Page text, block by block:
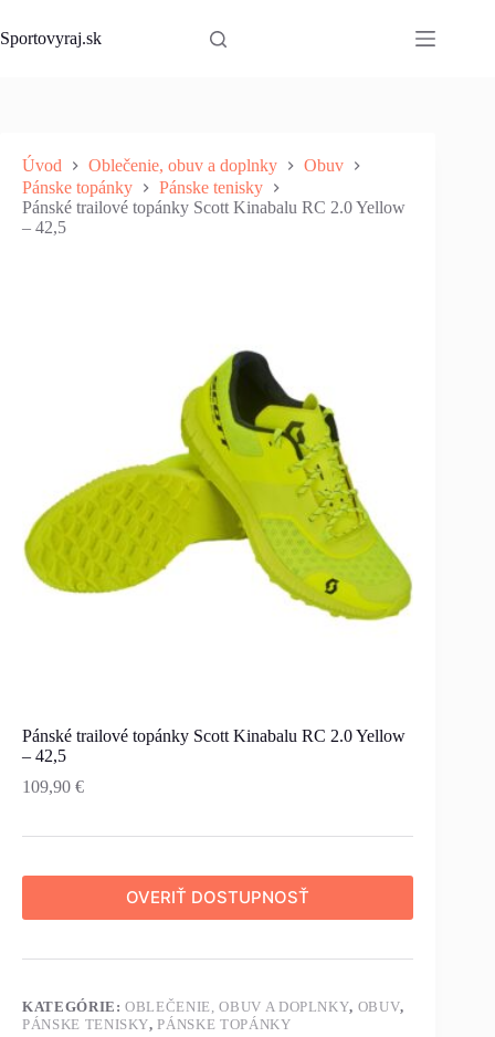
to
content
Sportovyraj.sk
Úvod Oblečenie, obuv a doplnky
Obuv
Pánske topánky
Pánske tenisky
Pánské trailové topánky Scott Kinabalu RC 2.0 Yellow
– 42,5
Pánské trailové topánky Scott Kinabalu RC 2.0 Yellow
– 42,5
109,90 €
OVERIŤ DOSTUPNOSŤ
KATEGÓRIE:OBLEČENIE, OBUV A DOPLNKY, OBUV,
PÁNSKE TENISKY,PÁNSKE TOPÁNKY